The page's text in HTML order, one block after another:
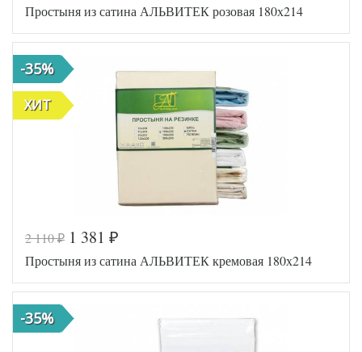
Код товара
516-472
Артикул
AL460704
Ткань
Сатин
Размер
простыни
Простыня из сатина АЛЬВИТЕК розовая 180х214
-35%
ХИТ
2 110₽ 1 381 ₽
Простыня из сатина АЛЬВИТЕК кремовая 180х214
-35%